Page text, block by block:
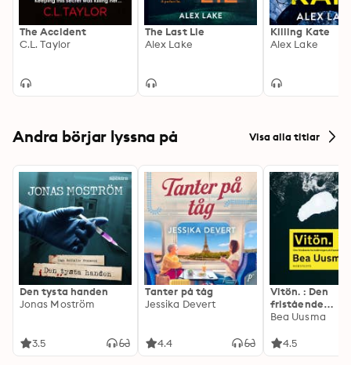
The Accident
C.L. Taylor
The Last Lie
Alex Lake
Killing Kate
Alex Lake
Andra börjar lyssna på Visa alla titlar
Den tysta handen
Jonas Moström
3.5
Tanter på tåg
Jessika Devert
4.4
Vitön. : Den
fristående
fortsättningen
Bea Uusma
4.5